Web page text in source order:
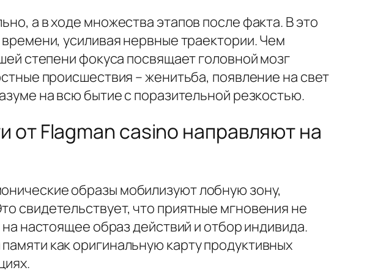
а в ходе множества этапов после факта. В это
усиливая нервные траектории. Чем
степени фокуса посвящает головной мозг
происшествия – женитьба, появление на свет
на всю бытие с поразительной резкостью.
от Flagman casino направляют на
образы мобилизуют лобную зону,
свидетельствует, что приятные мгновения не
настоящее образ действий и отбор индивида.
как оригинальную карту продуктивных